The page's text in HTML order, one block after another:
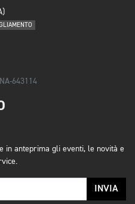
643114
in anteprima gli eventi, le novità e
INVIA